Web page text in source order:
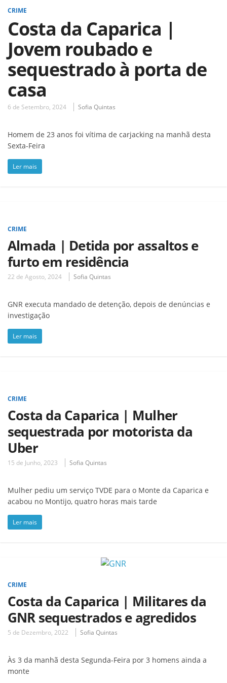
CRIME
Costa da Caparica |
Jovem roubado e
sequestrado à porta de
casa
6 de Setembro, 2024 Sofia Quintas
Homem de 23 anos foi vítima de carjacking na manhã desta
Sexta-Feira
Ler mais
CRIME
Almada | Detida por assaltos e
furto em residência
22 de Agosto, 2024 Sofia Quintas
GNR executa mandado de detenção, depois de denúncias e
investigação
Ler mais
CRIME
Costa da Caparica | Mulher
sequestrada por motorista da
Uber
15 de Junho, 2023 Sofia Quintas
Mulher pediu um serviço TVDE para o Monte da Caparica e
acabou no Montijo, quatro horas mais tarde
Ler mais
CRIME
Costa da Caparica | Militares da
GNR sequestrados e agredidos
5 de Dezembro, 2022 Sofia Quintas
Às 3 da manhã desta Segunda-Feira por 3 homens ainda a
monte